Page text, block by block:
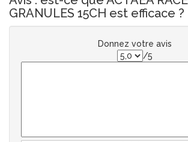
GRANULES 15CH est efficace ?
Donnez votre avis
/5